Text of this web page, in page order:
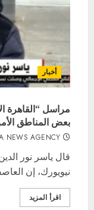
أخبار
مراسل “القاهرة
بعض المناطق
NEWS AGENCY
قال ياسر نور
نيويورك، إن
اقرأ المزيد